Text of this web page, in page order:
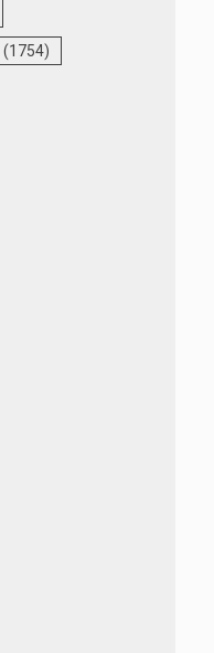
(1754)